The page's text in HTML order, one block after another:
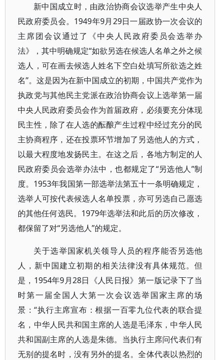
新中国成立时，由政治协商会议选举产生中央人
民政府委员会。1949年9月29日一届政协一次会议的
主席团会议通过了《中央人民政府委员会选举办
法》，其中明确规定“如欲另选在候选人名单之外之候
选人，可在画去候选人姓名下空白处填写所欲选之姓
名”。这是因为在新中国成立的初期，中国共产党作为
执政党与其他民主党派在政治协商会议上选举第一届
中央人民政府委员会作为首届政府，必须要充分体现
民主性，除了在人选的酝酿产生过程中经过充分的民
主协商程序，还在投票环节增加了另选他人的方式，
以最大程度地发扬民主。在这之后，各地方制定的人
民政府委员会选举办法中，也都规定了“另选他人”制
度。1953年我国第一部选举法第五十一条明确规定，
选举人可按代表候选人名单投票，亦可另选自己愿选
的其他任何选民。1979年选举法和此后的历次修改，
都保留了对“另选他人”的规定。
关于选举国家机关领导人员的程序能否另选他
人，新中国建立初期的相关法律没有具体规范。但
是，1954年9月28日《人民日报》第一版记录下了当
时第一届全国人大第一次会议选举国家主席的场
景：“执行主席宣布：根据一百零九位代表的联合提
名，中华人民共和国主席的人选是毛泽东，中华人民
共和国副主席的人选是朱德。当执行主席问代表们有
无别的提名时，没有另外的提名。全体代表以热烈的